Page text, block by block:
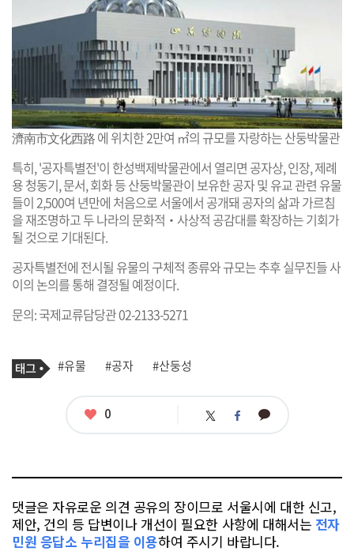
濟南市文化西路 에 위치한 2만여 ㎡의 규모를 자랑하는 산둥박물관
특히, '공자특별전'이 한성백제박물관에서 열리면 공자상, 인장, 제례
용 청동기, 문서, 회화 등 산둥박물관이 보유한 공자 및 유교 관련 유물
들이 2,500여 년만에 처음으로 서울에서 공개돼 공자의 삶과 가르침
을 재조명하고 두 나라의 문화적‧사상적 공감대를 확장하는 기회가
될 것으로 기대된다.
공자특별전에 전시될 유물의 구체적 종류와 규모는 추후 실무진들 사
이의 논의를 통해 결정될 예정이다.
문의: 국제교류담당관 02-2133-5271
기
사
태
그
#유물 #공자 #산둥성
좋
0 트 페 카
댓글은 자유로운 의견 공유의 장이므로 서울시에 대한 신고,
제안, 건의 등 답변이나 개선이 필요한 사항에 대해서는 전자
민원 응답소 누리집을 이용하여 주시기 바랍니다.